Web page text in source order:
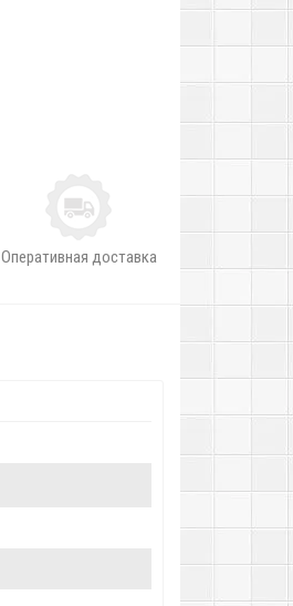
Оперативная доставка